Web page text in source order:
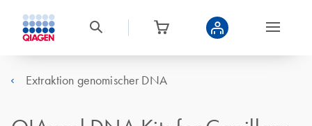
Extraktion genomischer DNA